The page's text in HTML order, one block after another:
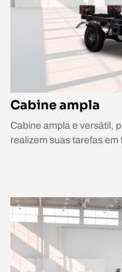
Cabine ampla
Cabine ampla e versátil,
realizem suas tarefas